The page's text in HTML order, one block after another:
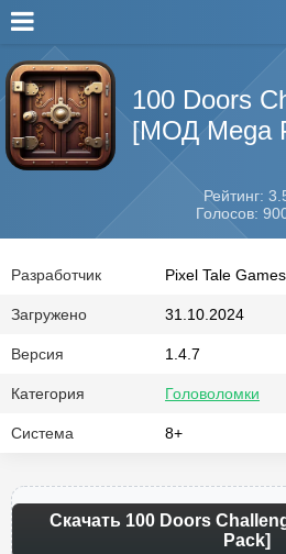
100 Doors
[МОД Mega
Рейтинг:
Голосов:
Разработчик Pixel Tale Games
Загружено 31.10.2024
Версия 1.4.7
Категория Головоломки
Система 8+
Скачать 100 Doors
Pack]